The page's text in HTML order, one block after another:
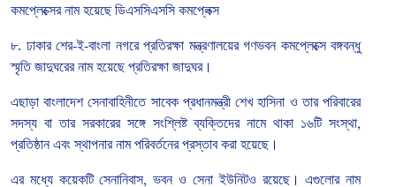
কমপ্লেক্সের নাম হয়েছে ডিএসসিএসসি কমপ্লেক্স
৮. ঢাকার শের-ই-বাংলা নগরে প্রতিরক্ষা মন্ত্রণালয়ের গণভবন কমপ্লেক্সে বঙ্গবন্ধু
স্মৃতি জাদুঘরের নাম হয়েছে প্রতিরক্ষা জাদুঘর।
এছাড়া বাংলাদেশ সেনাবাহিনীতে সাবেক প্রধানমন্ত্রী শেখ হাসিনা ও তার পরিবারের
সদস্য বা তার সরকারের সঙ্গে সংশ্লিষ্ট ব্যক্তিদের নামে থাকা ১৬টি সংস্থা,
প্রতিষ্ঠান এবং স্থাপনার নাম পরিবর্তনের প্রস্তাব করা হয়েছে।
এর মধ্যে কয়েকটি সেনানিবাস,ভবন ও সেনা ইউনিটও রয়েছে। এগুলোর নাম